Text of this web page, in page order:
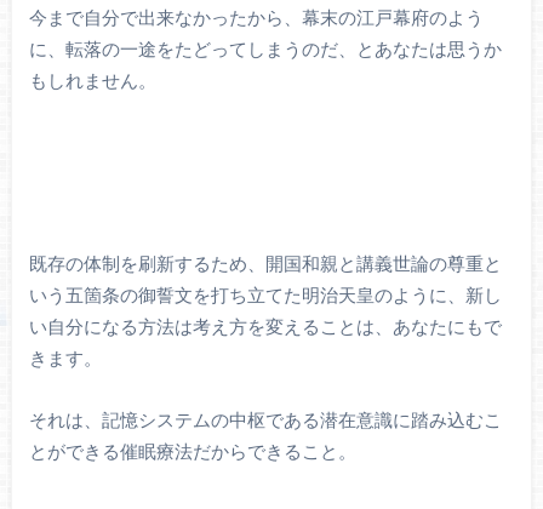
今まで自分で出来なかったから、幕末の江戸幕府のよう
に、転落の一途をたどってしまうのだ、とあなたは思うか
もしれません。
既存の体制を刷新するため、開国和親と講義世論の尊重と
いう五箇条の御誓文を打ち立てた明治天皇のように、新し
い自分になる方法は考え方を変えることは、あなたにもで
きます。
それは、記憶システムの中枢である潜在意識に踏み込むこ
とができる催眠療法だからできること。